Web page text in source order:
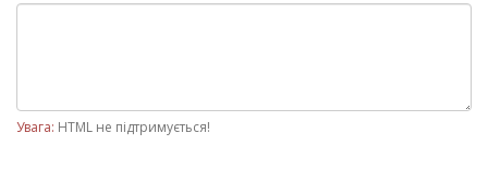
Увага: HTML не підтримується!